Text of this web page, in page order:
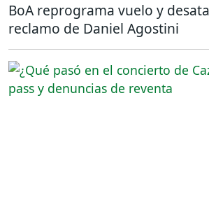
BoA reprograma vuelo y
reclamo de Daniel Agostini